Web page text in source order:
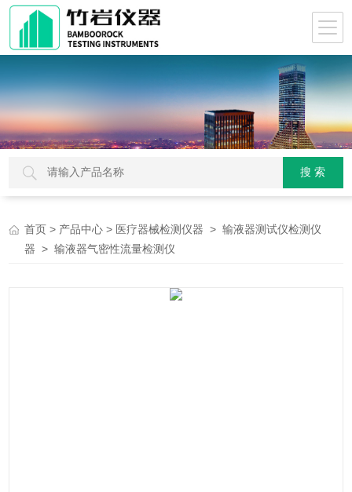
首页 > 产品中心 > 医疗器械检测仪器 >输液器测试仪检测仪
器 > 输液器气密性流量检测仪